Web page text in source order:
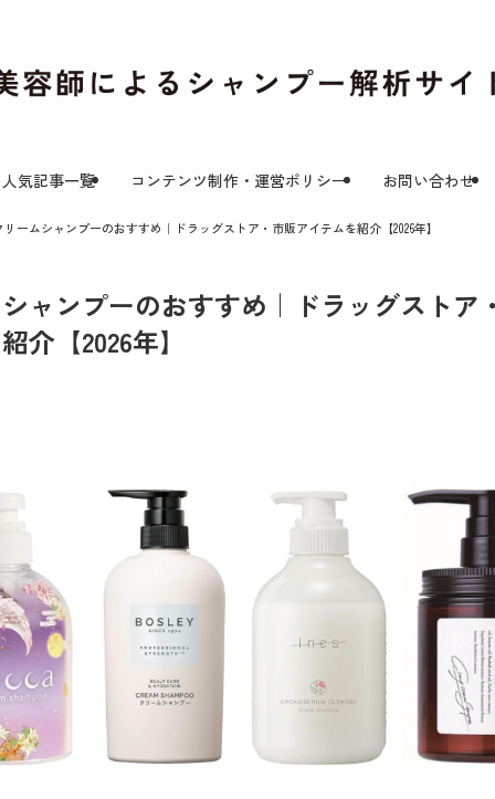
人気記事一覧 コンテンツ制作・運営ポリシー お問い合わせ
リームシャンプーのおすすめ｜ドラッグストア・市販アイテムを紹介【2026年】
ャンプーのおすすめ｜ドラッグストア
介【2026年】